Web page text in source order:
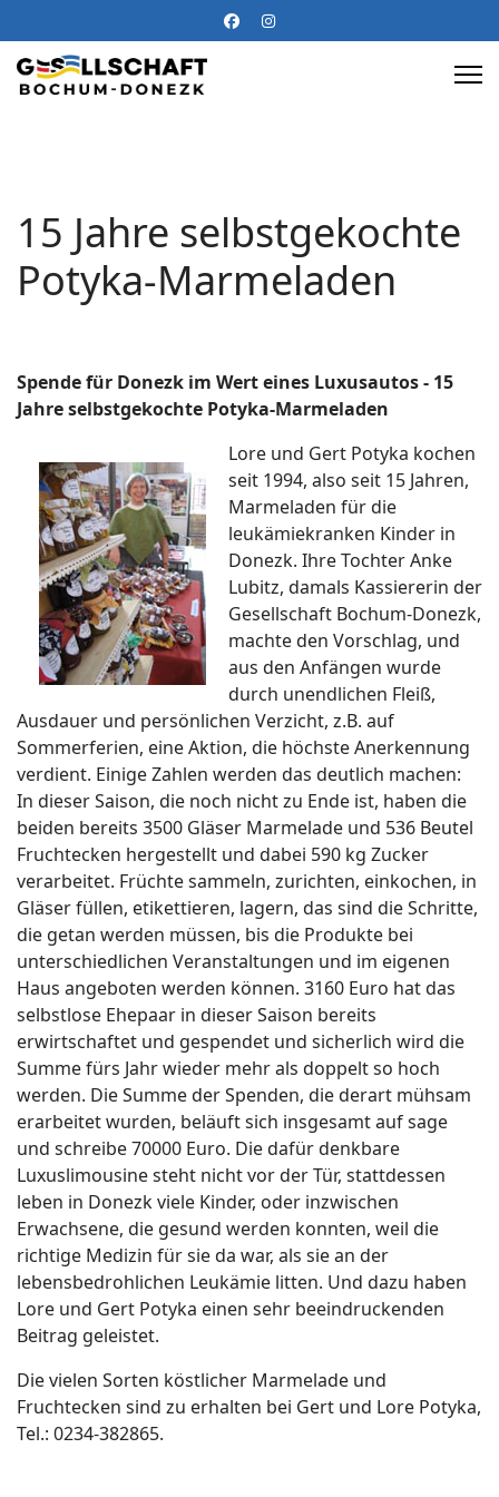
15 Jahre selbstgekochte
Potyka-Marmeladen
Spende für Donezk im Wert eines Luxusautos - 15
Jahre selbstgekochte Potyka-Marmeladen
Lore und Gert Potyka kochen
seit 1994, also seit 15 Jahren,
Marmeladen für die
leukämiekranken Kinder in
Donezk. Ihre Tochter Anke
Lubitz, damals Kassiererin der
Gesellschaft Bochum-Donezk,
machte den Vorschlag, und
aus den Anfängen wurde
durch unendlichen Fleiß,
Ausdauer und persönlichen Verzicht, z.B. auf
Sommerferien, eine Aktion, die höchste Anerkennung
verdient. Einige Zahlen werden das deutlich machen:
In dieser Saison, die noch nicht zu Ende ist, haben die
beiden bereits 3500 Gläser Marmelade und 536 Beutel
Fruchtecken hergestellt und dabei 590 kg Zucker
verarbeitet. Früchte sammeln, zurichten, einkochen, in
Gläser füllen, etikettieren, lagern, das sind die Schritte,
die getan werden müssen, bis die Produkte bei
unterschiedlichen Veranstaltungen und im eigenen
Haus angeboten werden können. 3160 Euro hat das
selbstlose Ehepaar in dieser Saison bereits
erwirtschaftet und gespendet und sicherlich wird die
Summe fürs Jahr wieder mehr als doppelt so hoch
werden. Die Summe der Spenden, die derart mühsam
erarbeitet wurden, beläuft sich insgesamt auf sage
und schreibe 70000 Euro. Die dafür denkbare
Luxuslimousine steht nicht vor der Tür, stattdessen
leben in Donezk viele Kinder, oder inzwischen
Erwachsene, die gesund werden konnten, weil die
richtige Medizin für sie da war, als sie an der
lebensbedrohlichen Leukämie litten. Und dazu haben
Lore und Gert Potyka einen sehr beeindruckenden
Beitrag geleistet.
Die vielen Sorten köstlicher Marmelade und
Fruchtecken sind zu erhalten bei Gert und Lore Potyka,
Tel.: 0234-382865.